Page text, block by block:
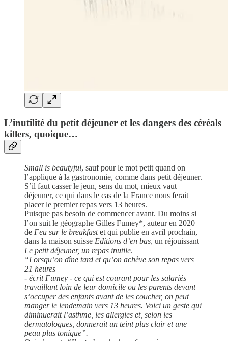
L’inutilité du petit déjeuner et les dangers des céréals
killers, quoique…
Small is beautyful, sauf pour le mot petit quand on
l’applique à la gastronomie, comme dans petit déjeuner.
S’il faut casser le jeun, sens du mot, mieux vaut
déjeuner, ce qui dans le cas de la France nous ferait
placer le premier repas vers 13 heures.
Puisque pas besoin de commencer avant. Du moins si
l’on suit le géographe Gilles Fumey*, auteur en 2020
de Feu sur le breakfastet qui publie en avril prochain,
dans la maison suisse Editions d’en bas, un réjouissant
Le petit déjeuner, un repas inutile.
“Lorsqu’on dîne tard et qu’on achève son repas vers
21 heures
- écrit Fumey - ce qui est courant pour les salariés
travaillant loin de leur domicile ou les parents devant
s’occuper des enfants avant de les coucher, on peut
manger le lendemain vers 13 heures. Voici un geste qui
diminuerait l’asthme, les allergies et, selon les
dermatologues, donnerait un teint plus clair et une
peau plus tonique”.